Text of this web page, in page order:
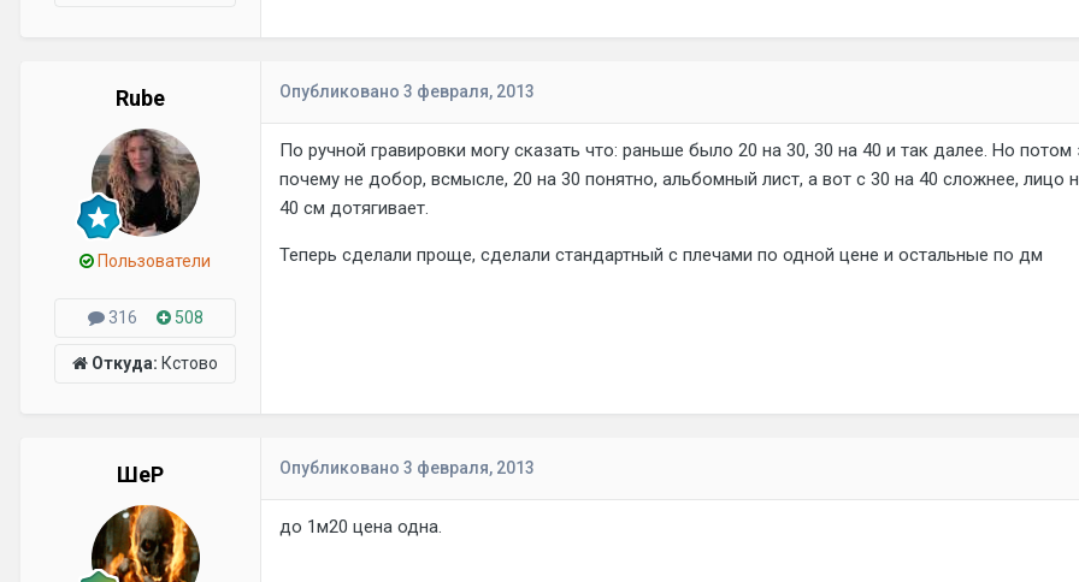
Rube
Пользователи
316 508
Откуда: Кстово
Опубликовано 3 февраля, 2013
По ручной гравировки могу сказать что: раньше было 20 на 30, 30 на 40 и так далее. Но
почему не добор, всмысле, 20 на 30 понятно, альбомный лист, а вот с 30 на 40 сложнее,
40 см дотягивает.
Теперь сделали проще, сделали стандартный с плечами по одной цене и остальные по дм
ШеР Опубликовано 3 февраля, 2013
до 1м20 цена одна.